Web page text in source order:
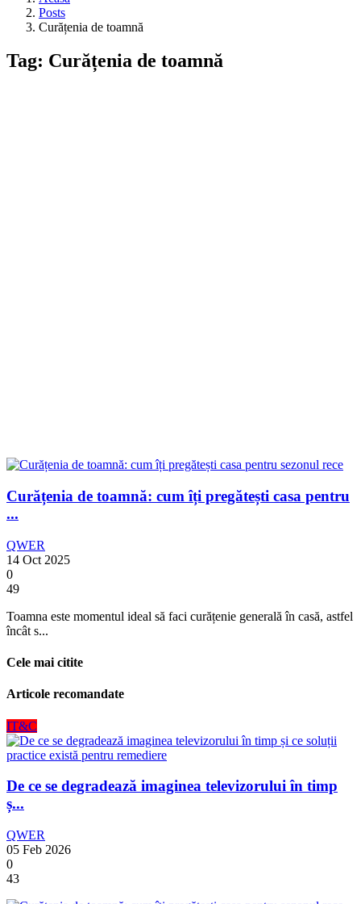
Posts
Curățenia de toamnă
Tag: Curățenia de toamnă
Curățenia de toamnă: cum îți pregătești casa pentru
...
QWER
14 Oct 2025
0
49
Toamna este momentul ideal să faci curățenie generală în casă, astfel
încât s...
Cele mai citite
Articole recomandate
IT&C
De ce se degradează imaginea televizorului în timp
ș...
QWER
05 Feb 2026
0
43